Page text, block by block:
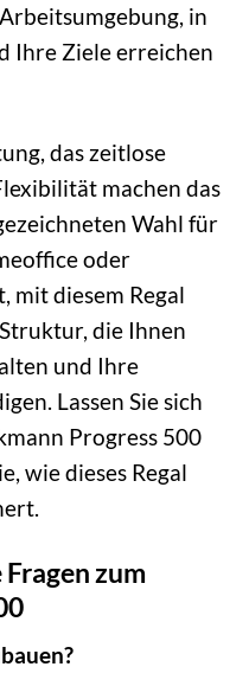
in
Ihre Ziele erreichen
das zeitlose
machen das
Wahl für
oder
mit diesem Regal
die Ihnen
und Ihre
Lassen Sie sich
Progress 500
wie dieses Regal
zum